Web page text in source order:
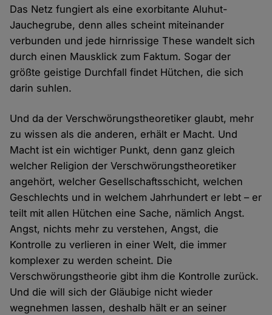
Das Netz fungiert als eine exorbitante Aluhut-
Jauchegrube, denn alles scheint miteinander
verbunden und jede hirnrissige These wandelt sich
durch einen Mausklick zum Faktum. Sogar der
größte geistige Durchfall findet Hütchen, die sich
darin suhlen.
Und da der Verschwörungstheoretiker glaubt, mehr
zu wissen als die anderen, erhält er Macht. Und
Macht ist ein wichtiger Punkt, denn ganz gleich
welcher Religion der Verschwörungstheoretiker
angehört, welcher Gesellschaftsschicht, welchen
Geschlechts und in welchem Jahrhundert er lebt – er
teilt mit allen Hütchen eine Sache, nämlich Angst.
Angst, nichts mehr zu verstehen, Angst, die
Kontrolle zu verlieren in einer Welt, die immer
komplexer zu werden scheint. Die
Verschwörungstheorie gibt ihm die Kontrolle zurück.
Und die will sich der Gläubige nicht wieder
wegnehmen lassen, deshalb hält er an seiner